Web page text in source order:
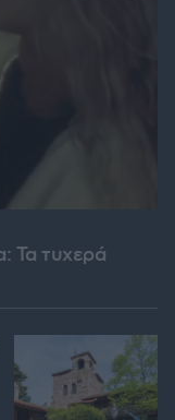
Τα τυχερά